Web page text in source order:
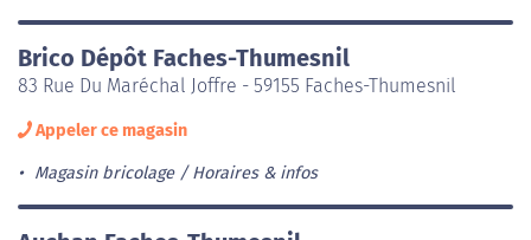
Brico Dépôt Faches-Thumesnil
83 Rue Du Maréchal Joffre - 59155 Faches-Thumesnil
Appeler ce magasin
Magasin bricolage Horaires & infos